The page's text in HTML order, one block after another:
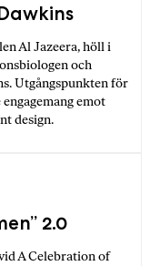
Al Jazeera, höll i
och
Utgångspunkten för
emot
design.
2.0
A Celebration of